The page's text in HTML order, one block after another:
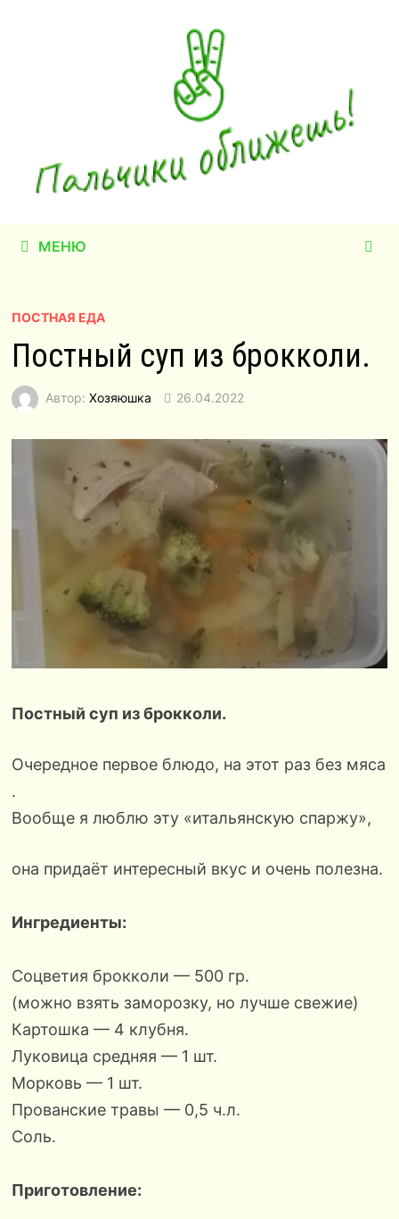
МЕНЮ
ПОСТНАЯ ЕДА
Постный суп из брокколи.
Автор: Хозяюшка 26.04.2022
Постный суп из брокколи.
Очередное первое блюдо, на этот раз без мяса
.
Вообще я люблю эту «итальянскую спаржу»,
она придаёт интересный вкус и очень полезна.
Ингредиенты:
Соцветия брокколи — 500 гр.
(можно взять заморозку, но лучше свежие)
Картошка — 4 клубня.
Луковица средняя — 1 шт.
Морковь — 1 шт.
Прованские травы — 0,5 ч.л.
Соль.
Приготовление: